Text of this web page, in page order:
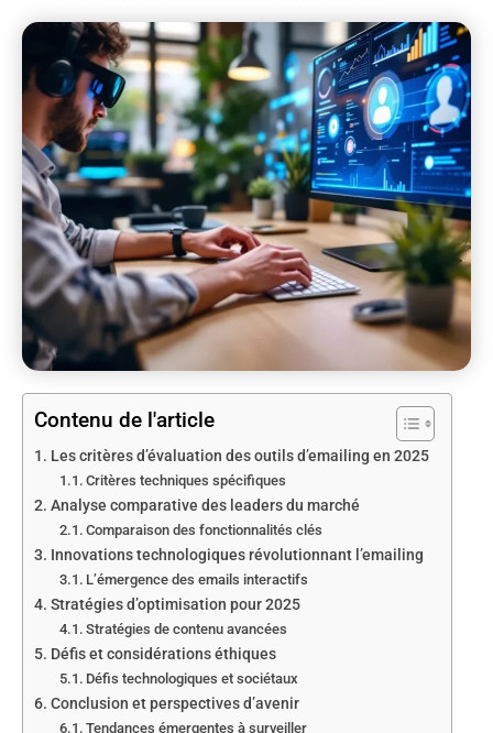
Contenu de l'article
Les critères d’évaluation des outils d’emailing en 2025
Critères techniques spécifiques
Analyse comparative des leaders du marché
Comparaison des fonctionnalités clés
Innovations technologiques révolutionnant l’emailing
L’émergence des emails interactifs
Stratégies d’optimisation pour 2025
Stratégies de contenu avancées
Défis et considérations éthiques
Défis technologiques et sociétaux
Conclusion et perspectives d’avenir
Tendances émergentes à surveiller